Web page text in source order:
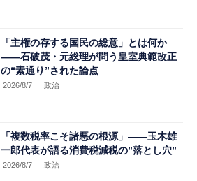
「主権の存する国民の総意」とは何か
――石破茂・元総理が問う皇室典範改正
の“素通り”された論点
2026/8/7 .政治
「複数税率こそ諸悪の根源」――玉木雄
一郎代表が語る消費税減税の”落とし穴”
2026/8/7 .政治